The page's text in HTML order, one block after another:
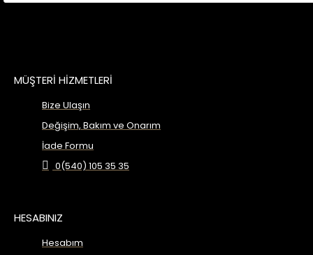
MÜŞTERİ HİZMETLERİ
Bize Ulaşın
Değişim, Bakım ve Onarım
İade Formu
0(540) 105 35 35
HESABINIZ
Hesabım